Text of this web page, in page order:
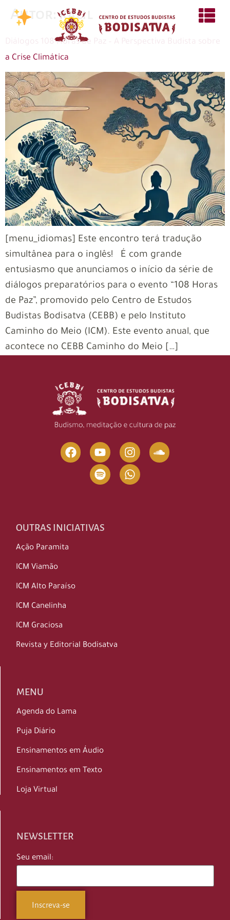
Autor:kalil
Diálogos 108 Horas de Paz – A Perspectiva Budista sobre
a Crise Climática
[menu_idiomas] Este encontro terá tradução
simultânea para o inglês! É com grande
entusiasmo que anunciamos o início da série de
diálogos preparatórios para o evento “108 Horas
de Paz”, promovido pelo Centro de Estudos
Budistas Bodisatva (CEBB) e pelo Instituto
Caminho do Meio (ICM). Este evento anual, que
acontece no CEBB Caminho do Meio […]
OUTRAS INICIATIVAS
Ação Paramita
ICM Viamão
ICM Alto Paraíso
ICM Canelinha
ICM Graciosa
Revista y Editorial Bodisatva
MENU
Agenda do Lama
Puja Diário
Ensinamentos em Áudio
Ensinamentos em Texto
Loja Virtual
NEWSLETTER
Seu email: